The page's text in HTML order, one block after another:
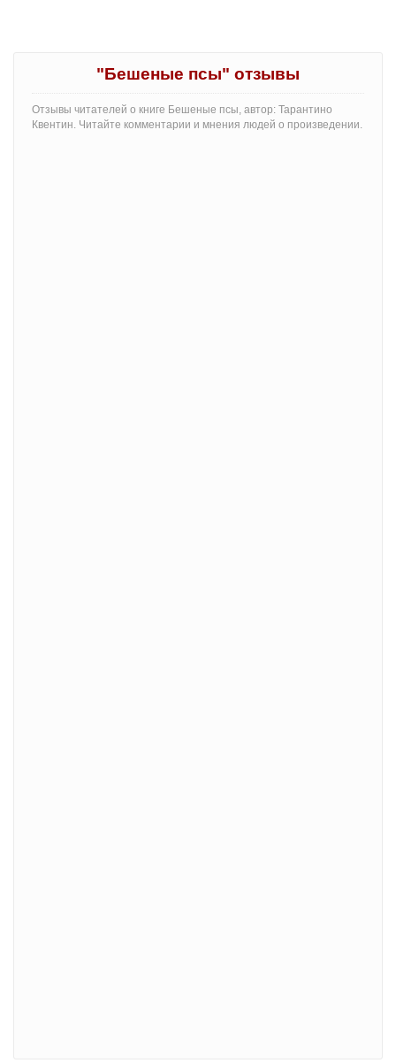
"Бешеные псы" отзывы
Отзывы читателей о книге Бешеные псы, автор: Тарантино
Квентин. Читайте комментарии и мнения людей о произведении.